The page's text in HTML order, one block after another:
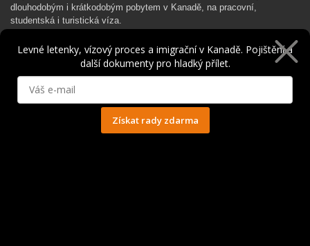
dlouhodobým i krátkodobým pobytem v Kanadě, na pracovní,
studentská i turistická víza.
Janča a Martin
S námi je Kanada o trochu blíž!
Rádi Ti pomůžeme s kanadským dobrodružstvím…
Levné letenky, vízový proces a imigrační v Kanadě. Pojištění a
další dokumenty pro hladký přílet.
Získat rady zdarma